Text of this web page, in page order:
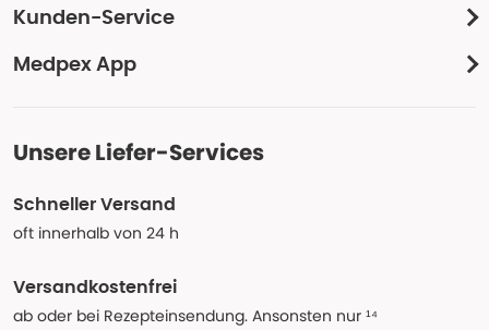
Kunden-Service
Medpex App
Unsere Liefer-Services
Schneller Versand
oft innerhalb von 24 h
Versandkostenfrei
ab oder bei Rezepteinsendung. Ansonsten nur ¹⁴